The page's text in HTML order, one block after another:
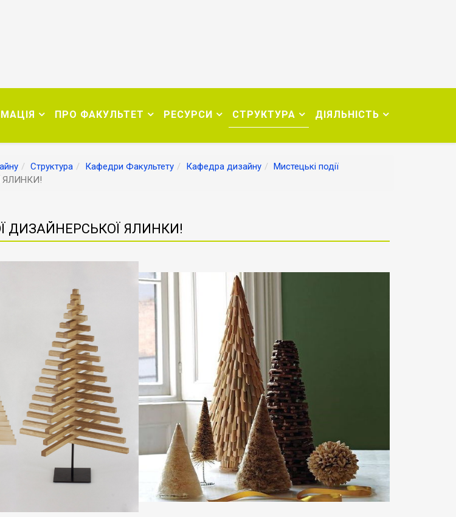
ПРО ФАКУЛЬТЕТ РЕСУРСИ СТРУКТУРА ДІЯЛЬНІСТЬ
Структура Кафедри Факультету Кафедра дизайну
Мистецькі події
ЯЛИНКИ!
ДИЗАЙНЕРСЬКОЇ ЯЛИНКИ!